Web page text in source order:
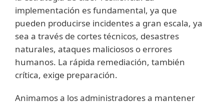
implementación es fundamental, ya que
pueden producirse incidentes a gran escala, ya
sea a través de cortes técnicos, desastres
naturales, ataques maliciosos o errores
humanos. La rápida remediación, también
crítica, exige preparación.
Animamos a los administradores a mantener